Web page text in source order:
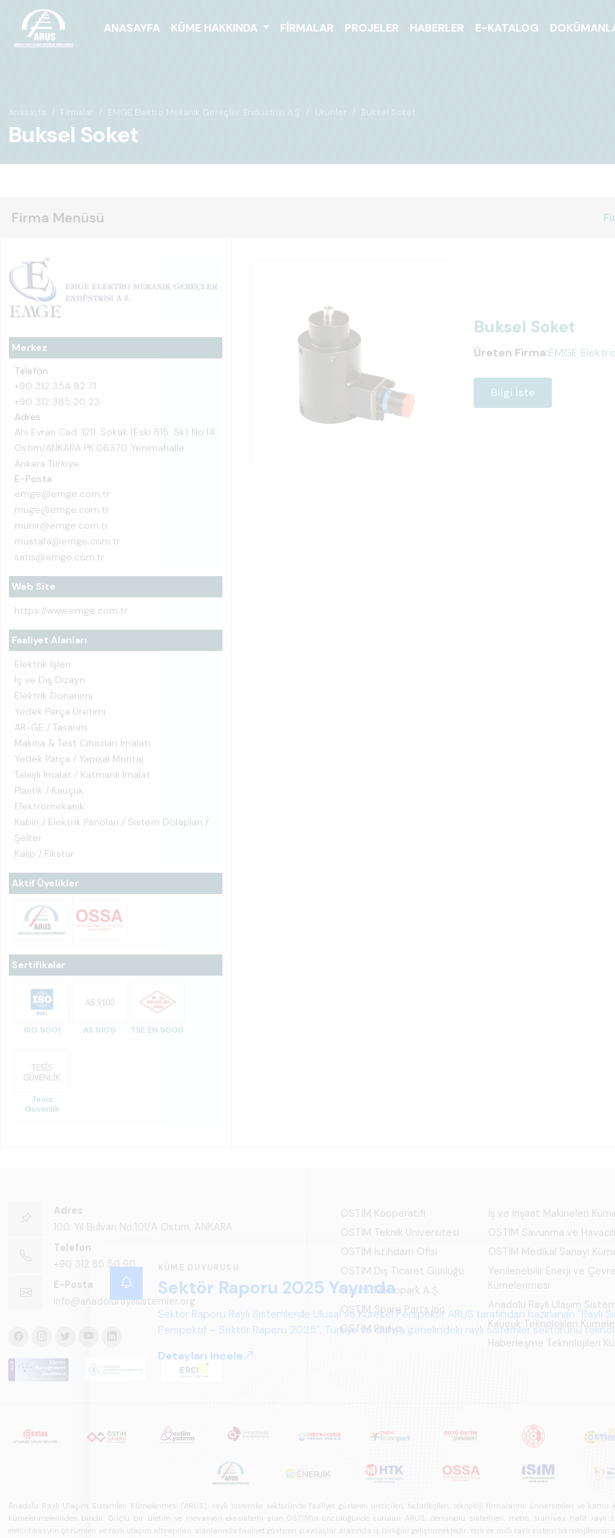
ANASAYFA KÜME HAKKINDA FIRMALAR PROJELER HABERLER E-KATALOG
Anasayfa Firmalar EMGE Elektro Mekanik Gereçler Endüstrisi A.Ş. Ürünler Buksel Soket
Buksel Soket
Firma Menüsü
Merkez
Telefon
+90 312 354 92 71
+90 312 385 20 23
Adres
Ahi Evran Cad. 1211. Sokak (Eski 815. Sk) No:14
Ostim/ANKARA PK:06370 Yenimahalle
Ankara Türkiye
E-Posta
emge@emge.com.tr
muge@emge.com.tr
munir@emge.com.tr
mustafa@emge.com.tr
satis@emge.com.tr
Web Site
https://www.emge.com.tr
Faaliyet Alanları
Elektrik İşleri
İç ve Dış Dizayn
Elektrik Donanımı
Yedek Parça Üretimi
AR-GE / Tasarım
Makina & Test Cihazları İmalatı
Yedek Parça / Yapısal Montaj
Talaşlı İmalat / Katmanlı İmalat
Plastik / Kauçuk
Elektromekanik
Kabin / Elektrik Panoları / Sistem Dolapları /
Şelter
Kalıp / Fikstür
Aktif Üyelikler
Sertifikalar
ISO 9001 AS 9100 TSE EN 9000
Tesis
Güvenlik
Buksel Soket
Üreten Firma:EMGE
Bilgi İste
KÜME DUYURUSU
Sektör Raporu 2025 Yayında
Sektör Raporu Raylı Sistemlerde Ulusal ve Küresel Perspektif ARUS tarafından hazırlanan "Raylı
Perspektif – Sektör Raporu 2025", Türkiye ve dünya genelindeki raylı sistemler sektörünü
gelecek perspektifi açısından kapsamlı biçimde ele alan bir referans çalışmasıdır.
Detayları incele
Adres
100. Yıl Bulvarı No:101/A Ostim, ANKARA
Telefon
+90 312 85 50 90
E-Posta
info@anadoluraylisistemler.org
OSTİM Kooperatifi
OSTİM Teknik Üniversitesi
OSTİM İstihdam Ofisi
OSTİM Dış Ticaret Günlüğü
Ostim Teknopark A.Ş.
OSTİM Spare Parts Inc.
OSTİM Radyo
İş ve İnşaat Makineleri
OSTİM Savunma ve
OSTİM Medikal Sanayi
Yenilenebilir Enerji ve
Kümelenmesi
Anadolu Raylı Ulaşım
Kauçuk Teknolojileri
Haberleşme Teknolojileri
Anadolu Raylı Ulaşım Sistemleri Kümelenmesi (ARUS), raylı sistemler sektöründe faaliyet gösteren üreticileri, tedarikçileri, teknoloji firmalarını, üniversiteleri ve
kümelenmelerinden biridir. Güçlü bir üretim ve inovasyon ekosistemi olan OSTİM'in öncülüğünde kurulan ARUS; demiryolu sistemleri, metro, tramvay, hafif raylı
elektrifikasyon çözümleri ve raylı ulaşım altyapıları alanlarında faaliyet gösteren paydaşlar arasında iş birliğini geliştirmektedir. Yerli ve milli raylı sistem